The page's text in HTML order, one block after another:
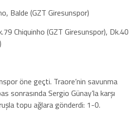
Balde (GZT Giresunspor)
Chiquinho (GZT Giresunspor), Dk.40
öne geçti. Traore’nin savunma
sonrasında Sergio Günay’la karşı
topu ağlara gönderdi: 1-0.